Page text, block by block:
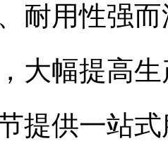
耐用性强
大幅提高
提供一站